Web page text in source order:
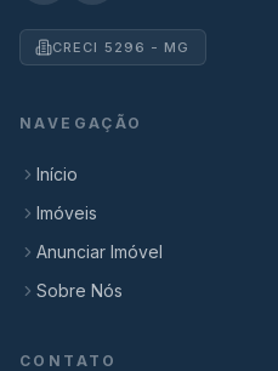
CRECI 5296 - MG
NAVEGAÇÃO
Início
Imóveis
Anunciar Imóvel
Sobre Nós
CONTATO